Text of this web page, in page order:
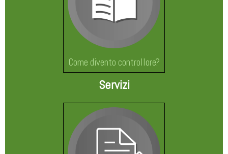
Come divento controllore?
Servizi